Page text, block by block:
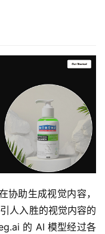
协助生成视觉内容，
人入胜的视觉内容的
的 AI 模型经过各